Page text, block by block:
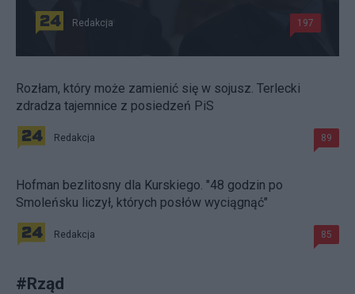
Redakcja 197
Rozłam, który może zamienić się w sojusz. Terlecki
zdradza tajemnice z posiedzeń PiS
Redakcja 89
Hofman bezlitosny dla Kurskiego. "48 godzin po
Smoleńsku liczył, których posłów wyciągnąć"
Redakcja 85
#Rząd